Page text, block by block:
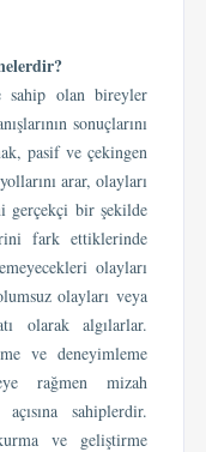
sahip olan bireyler
sonuçlarını
pasif ve çekingen
arar, olayları
gerçekçi bir şekilde
fark ettiklerinde
olayları
olayları veya
olarak algılarlar.
ve deneyimleme
rağmen mizah
sahiplerdir.
ve geliştirme